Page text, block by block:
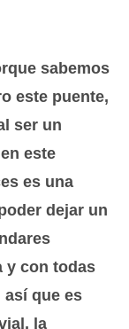
sabemos
este puente,
ser un
este
es una
dejar un
y con todas
que es
la